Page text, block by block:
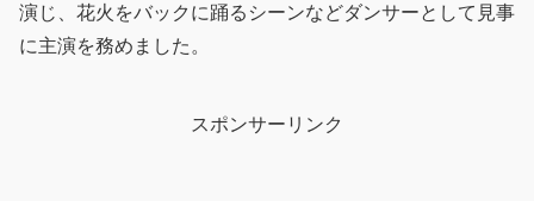
演じ、花火をバックに踊るシーンなどダンサーとして見事
に主演を務めました。
スポンサーリンク